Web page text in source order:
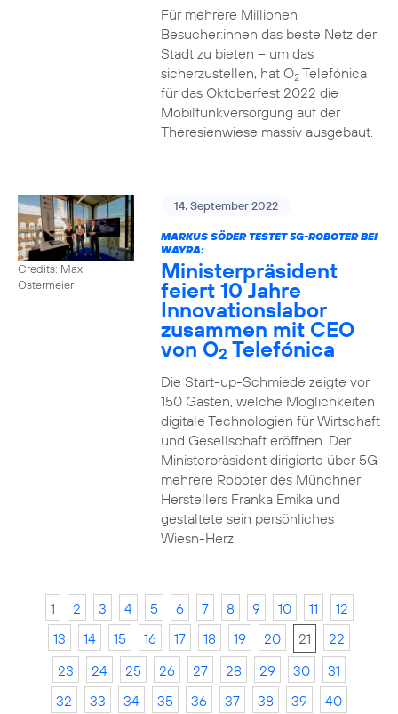
Für mehrere Millionen
Besucher:innen das beste Netz der
Stadt zu bieten – um das
sicherzustellen, hat O2Telefónica
für das Oktoberfest 2022 die
Mobilfunkversorgung auf der
Theresienwiese massiv ausgebaut.
Credits: Max
Ostermeier
14. September 2022
MARKUS SÖDER TESTET 5G-ROBOTER BEI
WAYRA:
Ministerpräsident
feiert 10 Jahre
Innovationslabor
zusammen mit CEO
von O2 Telefónica
Die Start-up-Schmiede zeigte vor
150 Gästen, welche Möglichkeiten
digitale Technologien für Wirtschaft
und Gesellschaft eröffnen. Der
Ministerpräsident dirigierte über 5G
mehrere Roboter des Münchner
Herstellers Franka Emika und
gestaltete sein persönliches
Wiesn-Herz.
1 2 3 4 5 6 7 8 9 10 11
12
13
14 15 16 17 18 19 20 21
22
23
24 25 26 27 28 29 30
31
32
33 34 35 36 37 38 39
40